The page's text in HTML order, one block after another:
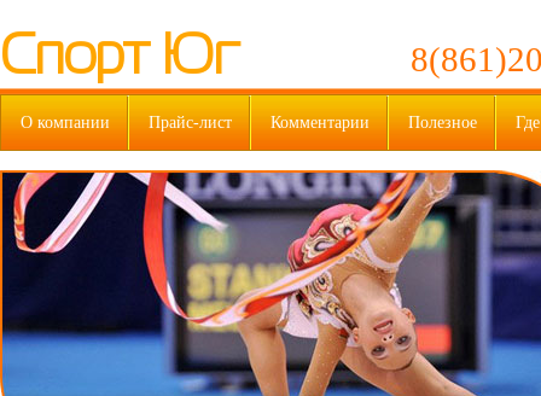
Спорт Юг
О компании Прайс-лист Комментарии Полезное